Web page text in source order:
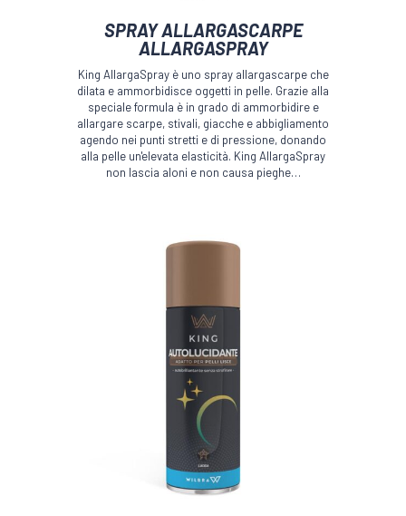
SPRAY ALLARGASCARPE
ALLARGASPRAY
King AllargaSpray è uno spray allargascarpe che
dilata e ammorbidisce oggetti in pelle. Grazie alla
speciale formula è in grado di ammorbidire e
allargare scarpe, stivali, giacche e abbigliamento
agendo nei punti stretti e di pressione, donando
alla pelle un'elevata elasticità. King AllargaSpray
non lascia aloni e non causa pieghe…